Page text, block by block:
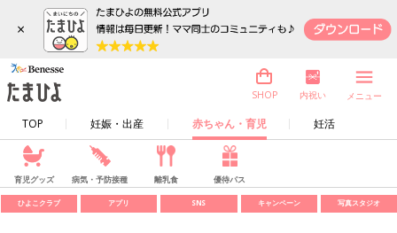
×
TOP 妊娠・出産 赤ちゃん・育児 妊活
SHOP 内祝い メニュー
育児グッズ 病気・予防接種 離乳食 優待パス
ひよこクラブ アプリ SNS キャンペーン 写真スタジオ